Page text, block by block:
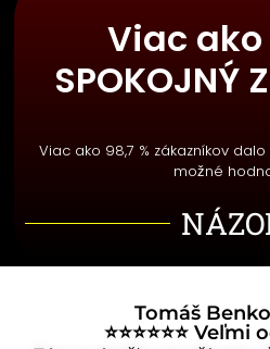
Viac ako
SPOKOJNÝ
Viac ako 98,7 % zákazníkov
možné
Tomáš
⭐⭐⭐⭐⭐⭐